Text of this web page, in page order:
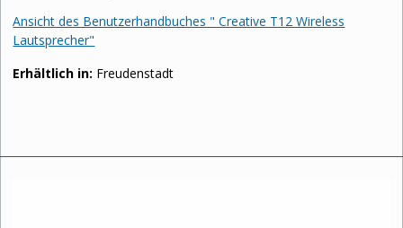
Ansicht des Benutzerhandbuches " Creative T12 Wireless
Lautsprecher"
Erhältlich in: Freudenstadt